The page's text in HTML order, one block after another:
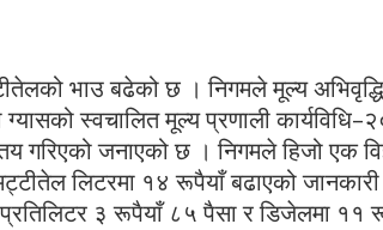
भाउ बढेको छ । निगमले मूल्य
ग्यासको स्वचालित मूल्य प्रणाली
गरिएको जनाएको छ । निगमले हिजो एक
लिटरमा १४ रूपैयाँ बढाएको
३ रूपैयाँ ८५ पैसा र डिजेलमा ११